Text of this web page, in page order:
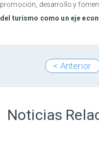
promoción, desarrollo y
del turismo como un eje
< Anterior
Noticias